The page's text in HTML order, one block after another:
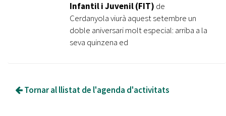
Infantil i Juvenil (FIT) de
Cerdanyola viurà aquest setembre un
doble aniversari molt especial: arriba a la
seva quinzena ed
Tornar al llistat de l'agenda d'activitats